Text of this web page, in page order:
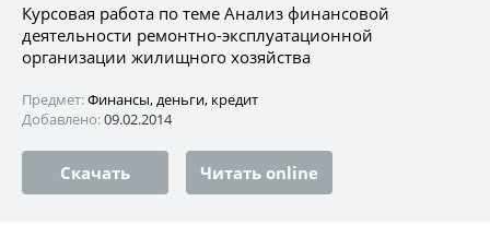
Курсовая работа по теме Анализ финансовой
деятельности ремонтно-эксплуатационной
организации жилищного хозяйства
Предмет:Финансы, деньги, кредит
Добавлено:09.02.2014
Скачать Читать online